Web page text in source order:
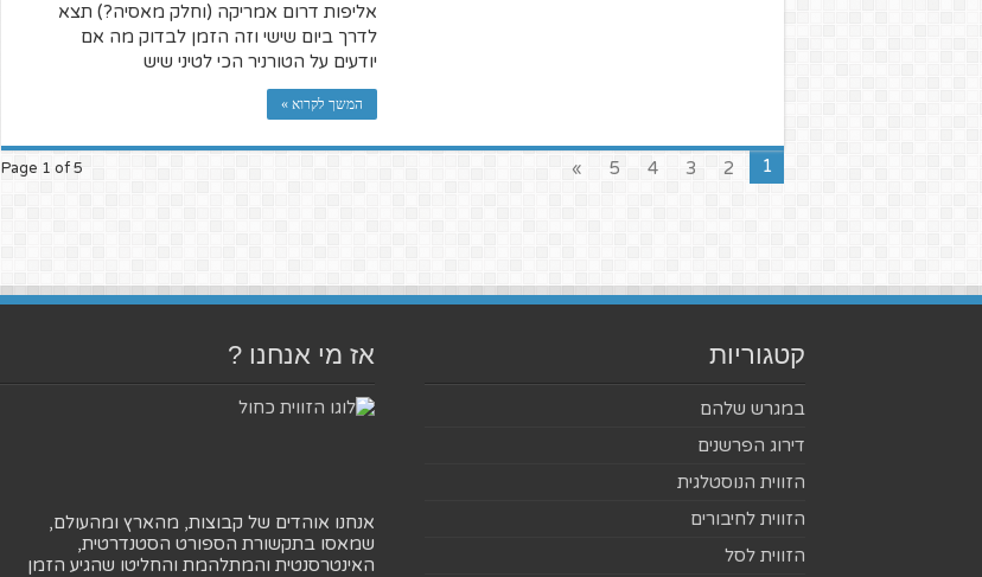
אליפות דרום אמריקה (וחלק מאסיה?) תצא
לדרך ביום שישי וזה הזמן לבדוק מה אם
יודעים על הטורניר הכי לטיני שיש
המשך לקרוא »
Page 1 of 5 1
2
3
4
5
»
קטגוריות
במגרש שלהם
דירוג הפרשנים
הזווית הנוסטלגית
הזווית לחיבורים
הזווית לסל
אז מי אנחנו ?
אנחנו אוהדים של קבוצות, מהארץ ומהעולם,
שמאסו בתקשורת הספורט הסטנדרטית,
האינטרסנטית והמתלהמת והחליטו שהגיע הזמן